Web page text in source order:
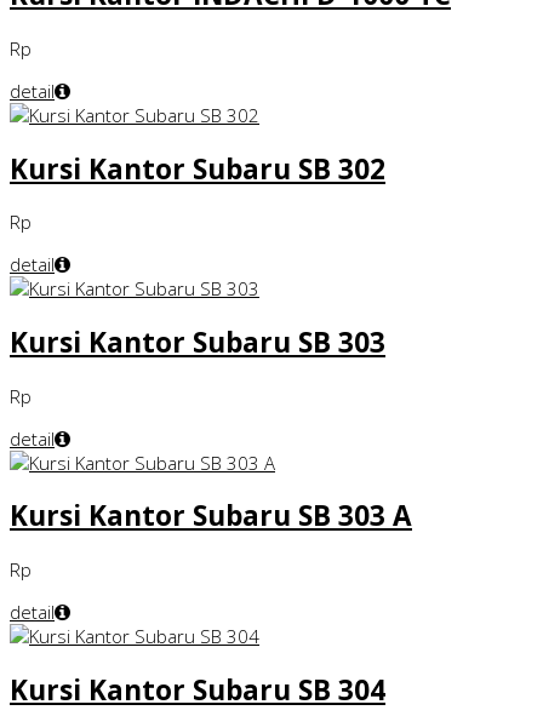
Rp
detail
Kursi Kantor Subaru SB 302
Rp
detail
Kursi Kantor Subaru SB 303
Rp
detail
Kursi Kantor Subaru SB 303 A
Rp
detail
Kursi Kantor Subaru SB 304